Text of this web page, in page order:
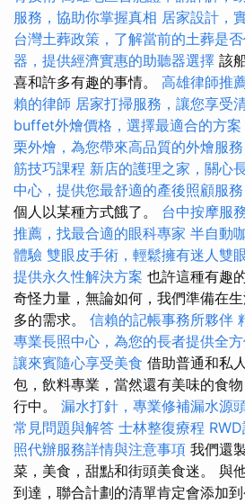
服務，協助你掌握真相 居家設計，
台灣土葬政策，了解當前的土葬是
器，提供經濟實惠的助聽器選擇 該
喜和許多有趣的事情。 高雄律師推
賴的律師 居家打掃服務，讓您享受
buffet外燴價格，選擇最適合的方案
栗外燴，為您帶來高品質的外燴服務
筋技巧課程 新店的護理之家，關心
中心，提供您最舒適的產後照顧服務
個人以某種方式餓了。 台中按摩服
推薦，找最合適的眼科專家 半自動
體驗 雙眼皮手術，輕鬆擁有迷人雙
提供永久性解決方案 也許這種有趣
奇怪力量，無論如何，我們準備在
多的需求。 信賴的記帳事務所夥伴
專業長照中心，為您的長者提供全
讓來賓隨心享受美食 借助普通和私
包，飲料專業，當然還有美味的食
行中。 漏水打針，專業修補漏水源
常見問題與解答 士林整復療程
照代辦服務詳情與注意事項 我們還
菜，美食，甜點和街頭美食迷。 與
到達，聯合計劃的清單肯定會添加到